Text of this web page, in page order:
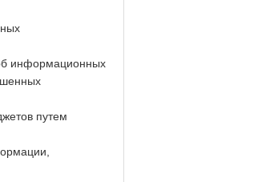
информационных
путем